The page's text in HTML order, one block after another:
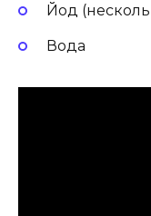
Йод
Вода